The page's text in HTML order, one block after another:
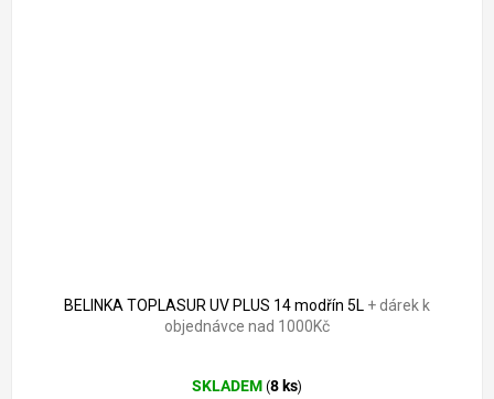
BELINKA TOPLASUR UV PLUS 14 modřín 5L + dárek k
objednávce nad 1000Kč
hodnocení
SKLADEM (8 ks)